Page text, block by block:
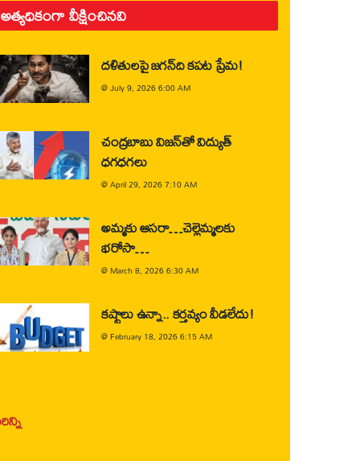
అత్యధికంగా వీక్షించినవి
దళితులపై జగన్‌ది కపట ప్రేమ!
@July 9, 2026 6:00 AM
చంద్రబాబు విజన్‌తో విద్యుత్
ధగధగలు
@April 29, 2026 7:10 AM
అమ్మకు ఆసరా…చెల్లెమ్మలకు
భరోసా…
@ March 8, 2026 6:30 AM
కష్టాలు ఉన్నా.. కర్తవ్యం వీడలేదు!
@February 18, 2026 6:15 AM